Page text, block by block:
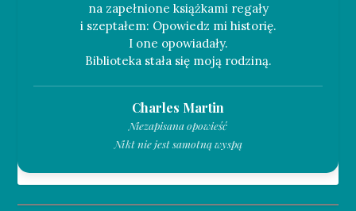
na zapełnione książkami regały
i szeptałem: Opowiedz mi historię.
I one opowiadały.
Charles Martin
Niezapisana opowieść
Nikt nie jest samotną wyspą